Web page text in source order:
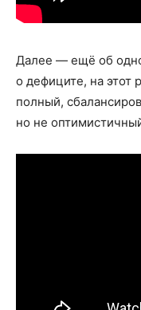
Далее — ещё об
о дефиците, на этот
полный,
но не